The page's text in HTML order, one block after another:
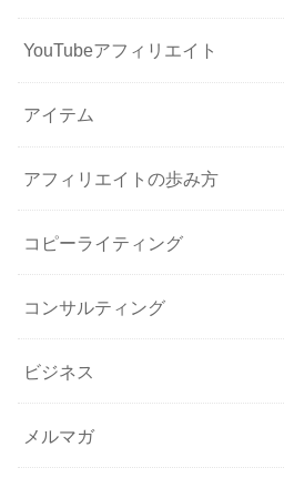
YouTubeアフィリエイト
アイテム
アフィリエイトの歩み方
コピーライティング
コンサルティング
ビジネス
メルマガ